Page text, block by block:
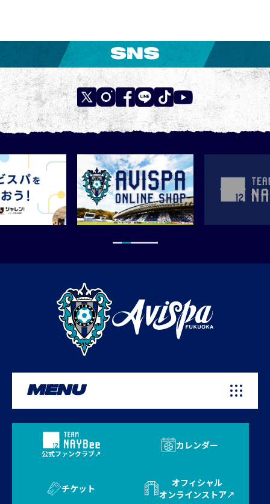
SNS
MENU
公式ファンクラブ
カレンダー
チケット
オフィシャル
オンラインストア